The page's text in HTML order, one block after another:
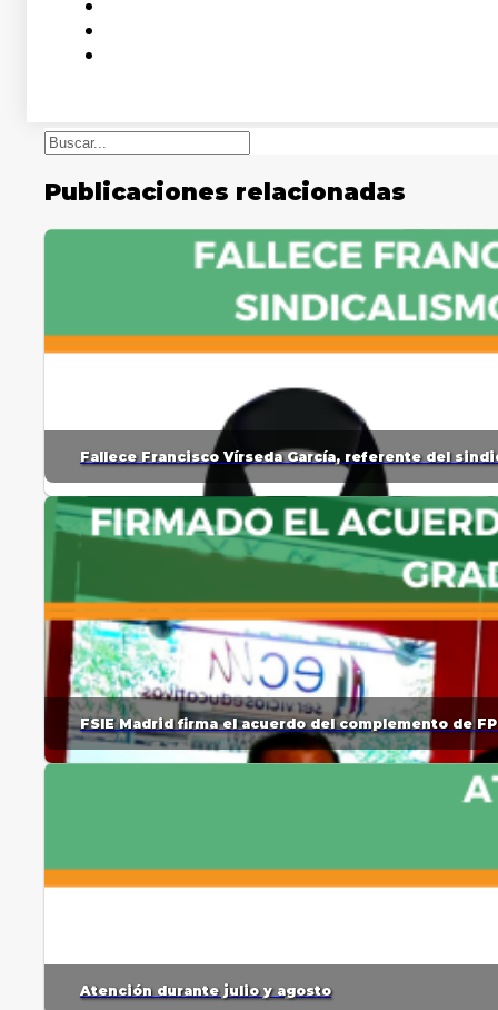
Buscar
Publicaciones relacionadas
Fallece Francisco Vírseda García, referente del
FSIE Madrid firma el acuerdo del complemento de
Atención durante julio y agosto